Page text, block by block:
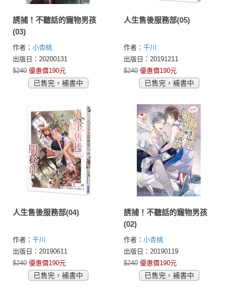
誘捕！不聽話的寵物男孩
(03)
作者： 小杏桃
出版日：20200131
$240 優惠價190元
已售完，補書中
人生售後服務部(05)
作者： 千川
出版日：20191211
$240 優惠價190元
已售完，補書中
人生售後服務部(04)
作者： 千川
出版日：20190611
$240 優惠價190元
已售完，補書中
誘捕！不聽話的寵物男孩
(02)
作者： 小杏桃
出版日：20190119
$240 優惠價190元
已售完，補書中